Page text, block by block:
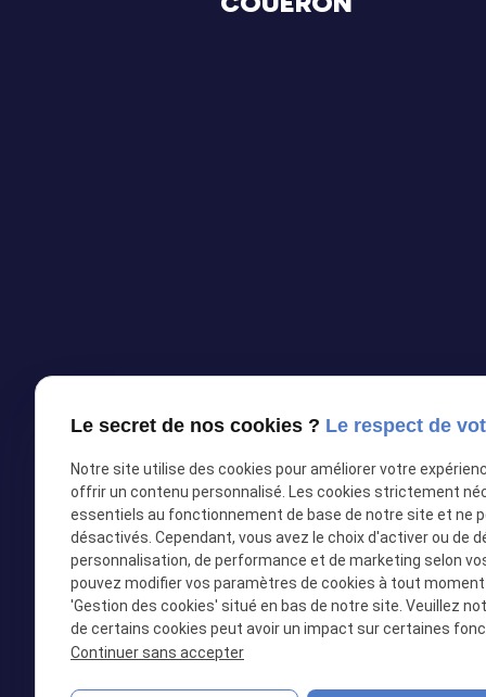
02 28 05
share Réseaux
Le secret de nos cookies ? Le respect de
Notre site utilise des cookies pour améliorer votre
offrir un contenu personnalisé. Les cookies strictement
essentiels au fonctionnement de base de notre site et ne
désactivés. Cependant, vous avez le choix d'activer ou de
personnalisation, de performance et de marketing selon
pouvez modifier vos paramètres de cookies à tout
'Gestion des cookies' situé en bas de notre site. Veuillez
de certains cookies peut avoir un impact sur certaines
Continuer sans accepter